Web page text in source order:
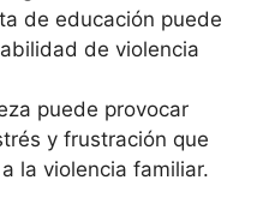
de educación puede
de violencia
puede provocar
y frustración que
la violencia familiar.